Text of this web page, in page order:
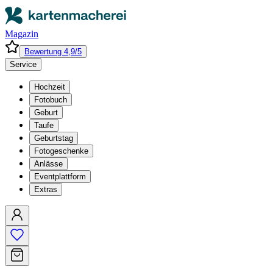
Magazin
Bewertung 4,9/5
Service
Hochzeit
Fotobuch
Geburt
Taufe
Geburtstag
Fotogeschenke
Anlässe
Eventplattform
Extras